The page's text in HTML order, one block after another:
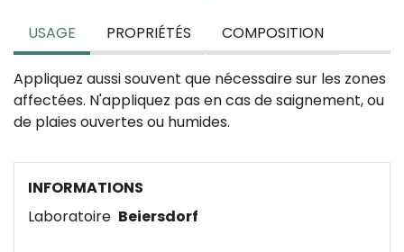
USAGE PROPRIÉTÉS COMPOSITION
Appliquez aussi souvent que nécessaire sur les zones
affectées. N'appliquez pas en cas de saignement, ou
de plaies ouvertes ou humides.
INFORMATIONS
Laboratoire Beiersdorf